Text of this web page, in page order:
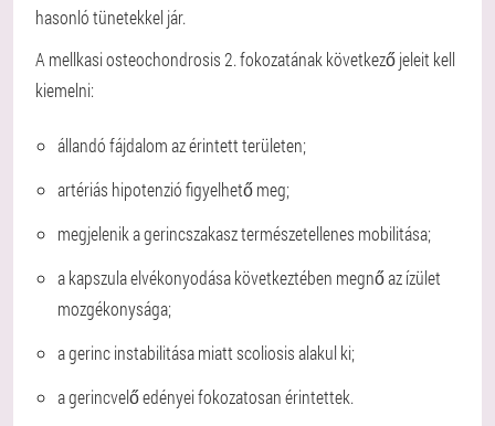
hasonló tünetekkel jár.
A mellkasi osteochondrosis 2. fokozatának következő jeleit kell
kiemelni:
állandó fájdalom az érintett területen;
artériás hipotenzió figyelhető meg;
megjelenik a gerincszakasz természetellenes mobilitása;
a kapszula elvékonyodása következtében megnő az ízület
mozgékonysága;
a gerinc instabilitása miatt scoliosis alakul ki;
a gerincvelő edényei fokozatosan érintettek.